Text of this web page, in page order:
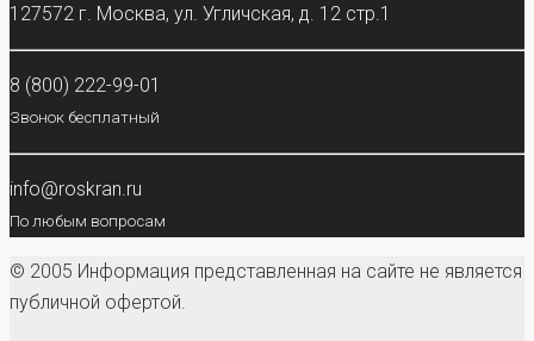
127572 г. Москва, ул. Угличская, д. 12 стр.1
8 (800) 222-99-01
Звонок бесплатный
info@roskran.ru
По любым вопросам
© 2005 Информация представленная на сайте не является
публичной офертой.